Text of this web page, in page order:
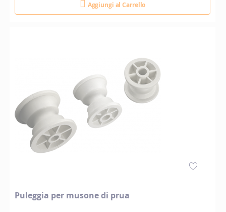
Aggiungi al Carrello
Puleggia per musone di prua